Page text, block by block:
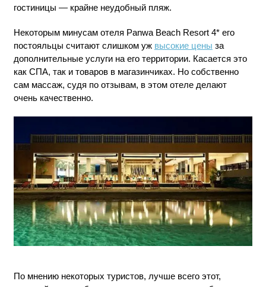
гостиницы — крайне неудобный пляж.
Некоторым минусам отеля Panwa Beach Resort 4* его
постояльцы считают слишком уж высокие цены за
дополнительные услуги на его территории. Касается это
как СПА, так и товаров в магазинчиках. Но собственно
сам массаж, судя по отзывам, в этом отеле делают
очень качественно.
По мнению некоторых туристов, лучше всего этот,